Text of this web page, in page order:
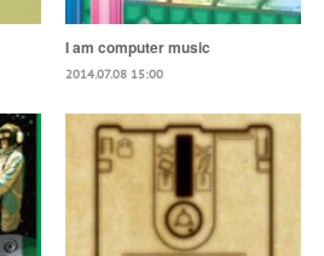
I am computer music
2014.07.08 15:00